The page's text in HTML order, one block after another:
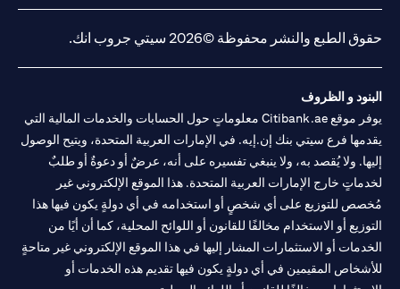
حقوق الطبع والنشر محفوظة ©2026 سيتي جروب انك.
البنود و الظروف
يوفر موقع Citibank.ae معلوماتٍ حول الحسابات والخدمات المالية التي
يقدمها فرع سيتي بنك إن.إيه. في الإمارات العربية المتحدة، ويتيح الوصول
إليها. ولا يُقصد به، ولا ينبغي تفسيره على أنه، عرضٌ أو دعوةٌ أو طلبٌ
لخدماتٍ خارج الإمارات العربية المتحدة. هذا الموقع الإلكتروني غير
مُخصص للتوزيع على أي شخصٍ أو استخدامه في أي دولةٍ يكون فيها هذا
التوزيع أو الاستخدام مخالفًا للقانون أو اللوائح المحلية، كما أن أيًا من
الخدمات أو الاستثمارات المشار إليها في هذا الموقع الإلكتروني غير متاحةٍ
للأشخاص المقيمين في أي دولةٍ يكون فيها تقديم هذه الخدمات أو